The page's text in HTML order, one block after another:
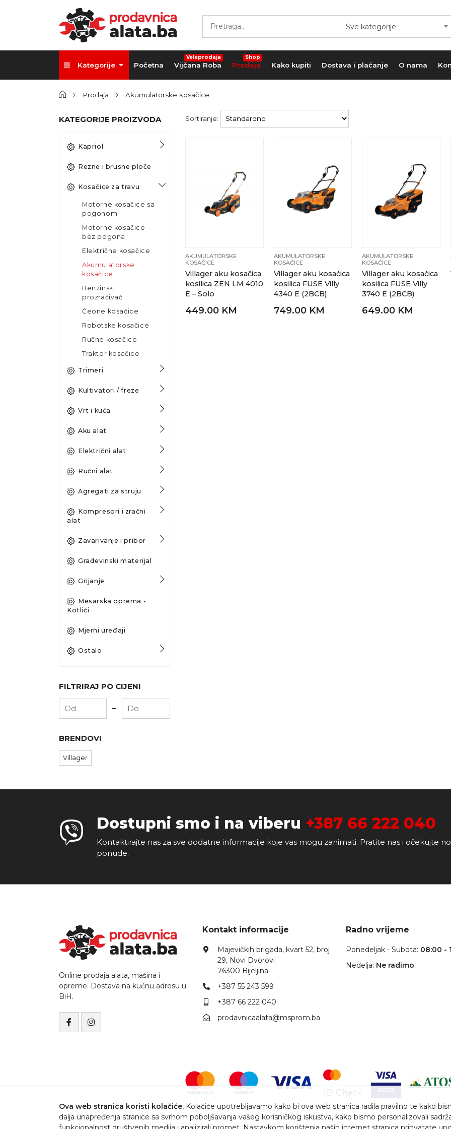
Sve kategorije
Kategorije Početna Vijčana Roba
Veleprodaja
Prodaja
Shop
Kako kupiti Dostava i plaćanje O nama
Prodaja Akumulatorske kosačice
KATEGORIJE PROIZVODA
Kapriol
Rezne i brusne ploče
Kosačice za travu
Motorne kosačice sa
pogonom
Motorne kosačice
bez pogona
Električne kosačice
Akumulatorske
kosačice
Benzinski
prozračivač
Čeone kosačice
Robotske kosačice
Ručne kosačice
Traktor kosačice
Trimeri
Kultivatori / freze
Vrt i kuća
Aku alat
Električni alat
Ručni alat
Agregati za struju
Kompresori i zračni
alat
Zavarivanje i pribor
Građevinski materijal
Grijanje
Mesarska oprema -
Kotlići
Mjerni uređaji
Ostalo
FILTRIRAJ PO CIJENI
-
BRENDOVI
Villager
Sortiranje:
AKUMULATORSKE
KOSAČICE
Villager aku kosačica
kosilica ZEN LM 4010
E – Solo
449.00 KM
AKUMULATORSKE
KOSAČICE
Villager aku kosačica
kosilica FUSE Villy
4340 E (2BCB)
749.00 KM
AKUMULATORSKE
KOSAČICE
Villager aku kosačica
kosilica FUSE Villy
3740 E (2BCB)
649.00 KM
Dostupni smo i na viberu +387 66 222 040
Kontaktirajte nas za sve dodatne informacije koje vas mogu zanimati. Pratite nas i očekujte
ponude.
Online prodaja alata, mašina i
opreme. Dostava na kućnu adresu u
BiH.
Kontakt informacije
Majevičkih brigada, kvart 52, broj
29, Novi Dvorovi
76300 Bijeljina
+387 55 243 599
+387 66 222 040
prodavnicaalata@msprom.ba
Radno vrijeme
Ponedeljak - Subota: 08:00 -
Nedelja: Ne radimo
Ova web stranica koristi kolačiće. Kolačiće upotrebljavamo kako bi ova web stranica radila pravilno te kako
dalja unapređenja stranice sa svrhom poboljšavanja vašeg korisničkog iskustva, kako bismo personalizovali